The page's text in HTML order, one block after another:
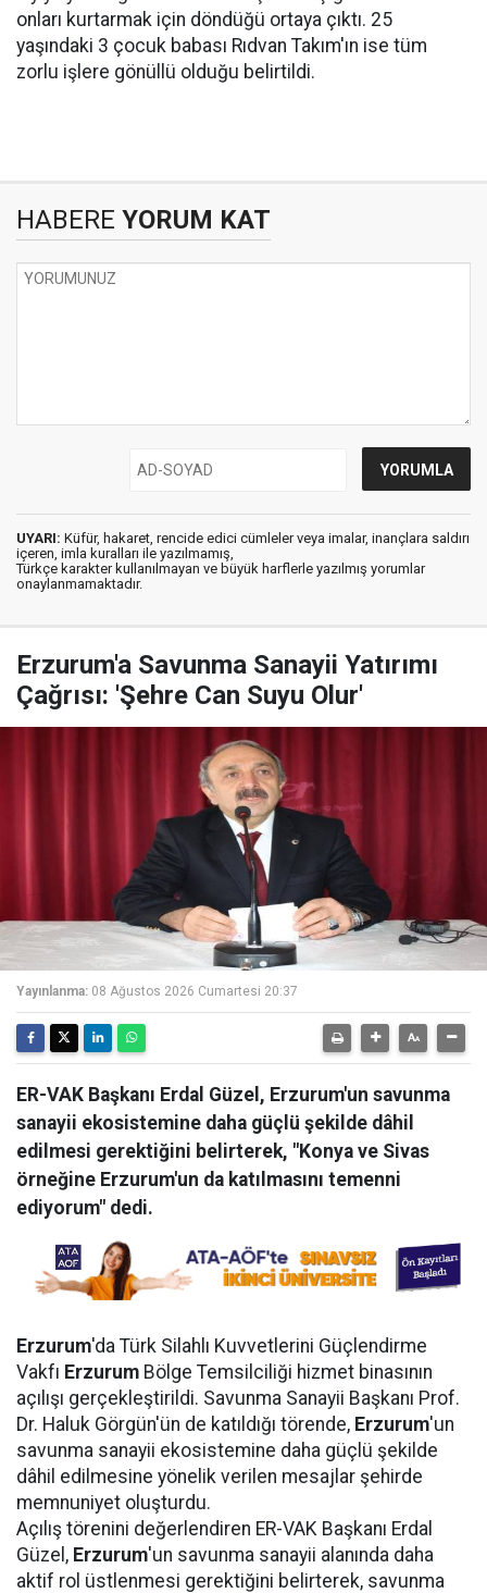
onları kurtarmak için döndüğü ortaya çıktı. 25
yaşındaki 3 çocuk babası Rıdvan Takım'ın ise tüm
zorlu işlere gönüllü olduğu belirtildi.
HABERE YORUM KAT
UYARI: Küfür, hakaret, rencide edici cümleler veya imalar, inançlara saldırı
içeren, imla kuralları ile yazılmamış,
Türkçe karakter kullanılmayan ve büyük harflerle yazılmış yorumlar
onaylanmamaktadır.
Erzurum'a Savunma Sanayii Yatırımı
Çağrısı: 'Şehre Can Suyu Olur'
Yayınlanma: 08 Ağustos 2026 Cumartesi 20:37
ER-VAK Başkanı Erdal Güzel, Erzurum'un savunma
sanayii ekosistemine daha güçlü şekilde dâhil
edilmesi gerektiğini belirterek, "Konya ve Sivas
örneğine Erzurum'un da katılmasını temenni
ediyorum" dedi.
Erzurum'da Türk Silahlı Kuvvetlerini Güçlendirme
Vakfı Erzurum Bölge Temsilciliği hizmet binasının
açılışı gerçekleştirildi. Savunma Sanayii Başkanı Prof.
Dr. Haluk Görgün'ün de katıldığı törende, Erzurum'un
savunma sanayii ekosistemine daha güçlü şekilde
dâhil edilmesine yönelik verilen mesajlar şehirde
memnuniyet oluşturdu.
Açılış törenini değerlendiren ER-VAK Başkanı Erdal
Güzel, Erzurum'un savunma sanayii alanında daha
aktif rol üstlenmesi gerektiğini belirterek, savunma